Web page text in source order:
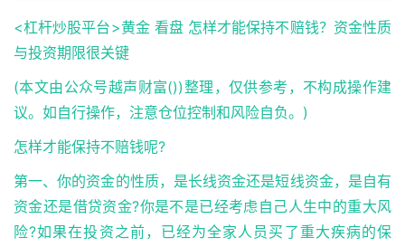
<杠杆炒股平台>黄金 看盘 怎样才能保持不赔钱？资金性质
与投资期限很关键
(本文由公众号越声财富())整理，仅供参考，不构成操作建
议。如自行操作，注意仓位控制和风险自负。)
怎样才能保持不赔钱呢?
第一、你的资金的性质，是长线资金还是短线资金，是自有
资金还是借贷资金?你是不是已经考虑自己人生中的重大风
险?如果在投资之前，已经为全家人员买了重大疾病的保